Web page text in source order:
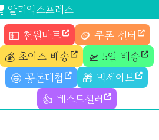
알리익스프레스
💵 천원마트
🪙 쿠폰 센터
💰 초이스 배송
🛫 5일 배송
🤩 꽁돈대첩
🎁 빅세이브
👍 베스트셀러